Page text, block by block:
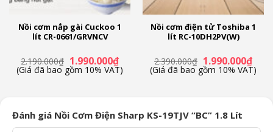
Nồi cơm nắp gài Cuckoo 1
lít CR-0661/GRVNCV
2.190.000₫ Giá
gốc
là:
1.990.000₫Giá
hiện
tại
(Giá đã bao gồm 10% VAT)
Nồi cơm điện tử Toshiba 1
lít RC-10DH2PV(W)
2.390.000₫ Giá
gốc
là:
1.990.000₫Giá
hiện
tại
(Giá đã bao gồm 10% VAT)
Đánh giá Nồi Cơm Điện Sharp KS-19TJV “BC” 1.8 Lít